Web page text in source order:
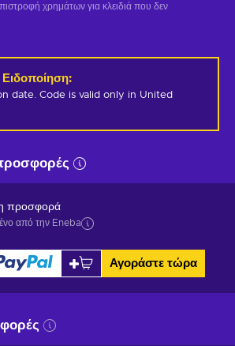
χρημάτων για κλειδιά που δεν
Ειδοποίηση:
date. Code is valid only in United
προσφορά
από την Eneba
Αγοράστε τώρα